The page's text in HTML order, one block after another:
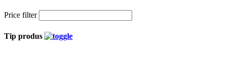
Price filter
Tip produs